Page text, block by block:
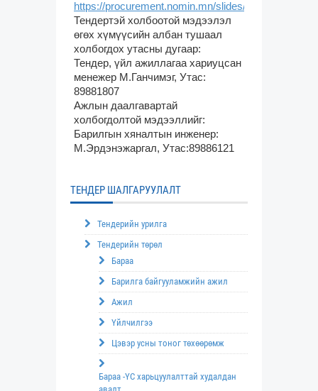
https://procurement.nomin.mn/slides/15
Тендертэй холбоотой мэдээлэл
өгөх хүмүүсийн албан тушаал
холбогдох утасны дугаар:
Тендер, үйл ажиллагаа хариуцсан
менежер М.Ганчимэг, Утас:
89881807
Ажлын даалгавартай
холбогдолтой мэдээллийг:
Барилгын хяналтын инженер:
М.Эрдэнэжаргал, Утас:89886121
ТЕНДЕР ШАЛГАРУУЛАЛТ
Тендерийн урилга
Тендерийн төрөл
Бараа
Барилга байгууламжийн ажил
Ажил
Үйлчилгээ
Цэвэр усны тоног төхөөрөмж
Бараа -ҮС харьцуулалттай худалдан